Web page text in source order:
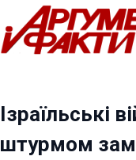
Перейти
до
вмісту
Ізраїльські
штурмом